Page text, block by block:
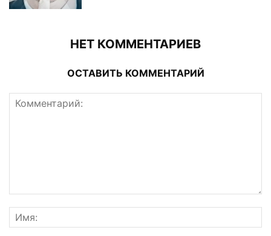
НЕТ КОММЕНТАРИЕВ
ОСТАВИТЬ КОММЕНТАРИЙ